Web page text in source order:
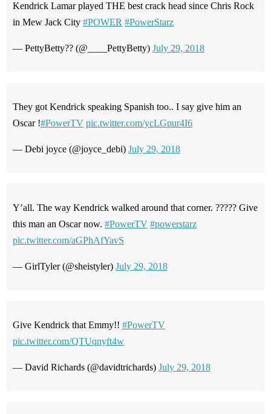
Kendrick Lamar played THE best crack head since Chris Rock
in Mew Jack City #POWER #PowerStarz
— PettyBetty?? (@____PettyBetty) July 29, 2018
They got Kendrick speaking Spanish too.. I say give him an
Oscar !#PowerTV pic.twitter.com/ycLGpur4I6
— Debi joyce (@joyce_debi) July 29, 2018
Y’all. The way Kendrick walked around that corner. ????? Give
this man an Oscar now. #PowerTV #powerstarz
pic.twitter.com/aGPhAfYavS
— GirlTyler (@sheistyler) July 29, 2018
Give Kendrick that Emmy!! #PowerTV
pic.twitter.com/QTUqnyft4w
— David Richards (@davidtrichards) July 29, 2018